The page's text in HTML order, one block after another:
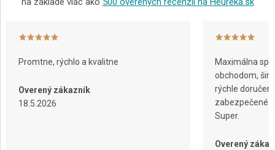
Promtne, rýchlo a kvalitne
Overený zákazník
18.5.2026
Maximálna
obchodom,
rýchle
zabezpečené
Super.
Overený